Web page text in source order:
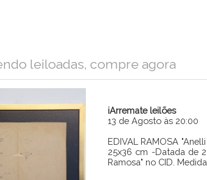
Mensagem
leiloadas, compre agora
iArremate leilões
13 de Agosto às 20:00
EDIVAL RAMOSA
25x36 cm -Datada de
Ramosa" no CID.